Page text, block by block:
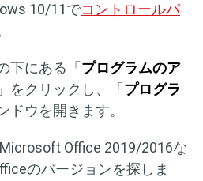
10/11でコントロールパ
下にある「 プログラムのア
をクリックし、「 プログラ
ドウを開きます。
Office 2019/2016な
のバージョンを探しま